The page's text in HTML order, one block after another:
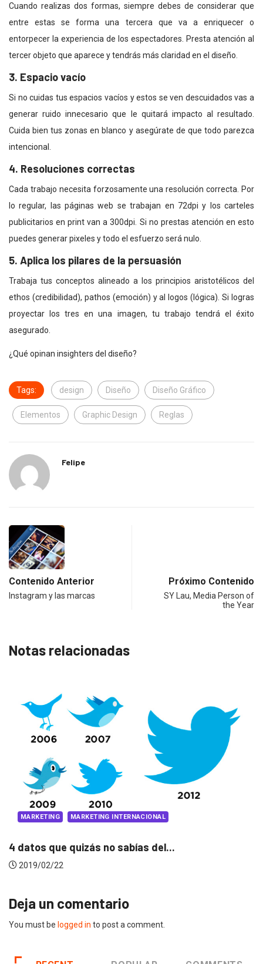
Cuando realizas dos formas, siempre debes de considerar que
entre estas se forma una tercera que va a enriquecer o
entorpecer la experiencia de los espectadores. Presta atención al
tercer objeto que aparece y tendrás más claridad en el diseño.
3. Espacio vacío
Si no cuidas tus espacios vacíos y estos se ven descuidados vas a
generar ruido innecesario que le quitará impacto al resultado.
Cuida bien tus zonas en blanco y asegúrate de que todo parezca
intencional.
4. Resoluciones correctas
Cada trabajo necesita forzosamente una resolución correcta. Por
lo regular, las páginas web se trabajan en 72dpi y los carteles
publicitarios en print van a 300dpi. Si no prestas atención en esto
puedes generar pixeles y todo el esfuerzo será nulo.
5. Aplica los pilares de la persuasión
Trabaja tus conceptos alineado a los principios aristotélicos del
ethos (credibilidad), pathos (emoción) y al logos (lógica). Si logras
proyectar los tres en una imagen, tu trabajo tendrá el éxito
asegurado.
¿Qué opinan insighters del diseño?
Tags: design Diseño Diseño Gráfico
Elementos Graphic Design Reglas
Felipe
Contenido Anterior
Instagram y las marcas
Próximo Contenido
SY Lau, Media Person of
the Year
Notas relacionadas
PUBLICIDAD PUBLICIDAD INTERNACIONAL
D&AD Awards 2019 anuncia sus criterios
2019/02/19
Deja un comentario
You must be logged in to post a comment.